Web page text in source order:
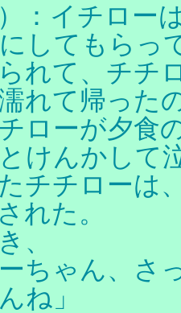
：イチロー
してもらっ
れて、チチ
れて帰った
ローが夕食
けんかして
チチローは
れた。
、
ーちゃん、さ
ね」